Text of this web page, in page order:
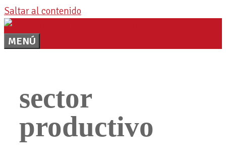
Saltar al contenido
MENÚ
sector
productivo